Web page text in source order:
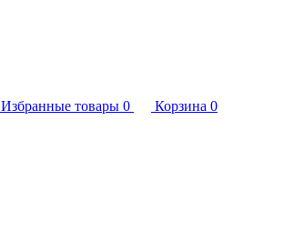
Избранные товары 0 Корзина 0